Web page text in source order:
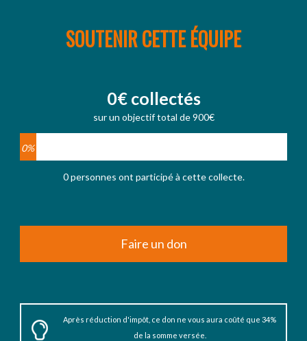
SOUTENIR CETTE ÉQUIPE
0€ collectés
sur un objectif total de 900€
0%
0 personnes ont participé à cette collecte.
Faire un don
Après réduction d'impôt, ce don ne vous aura coûté que 34%
de la somme versée.